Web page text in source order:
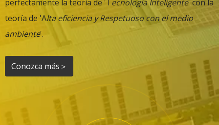
perfectamente la teoría de 'Tecnología Inteligente' con la
teoría de 'Alta eficiencia y Respetuoso con el medio
ambiente'.
Conozca más＞